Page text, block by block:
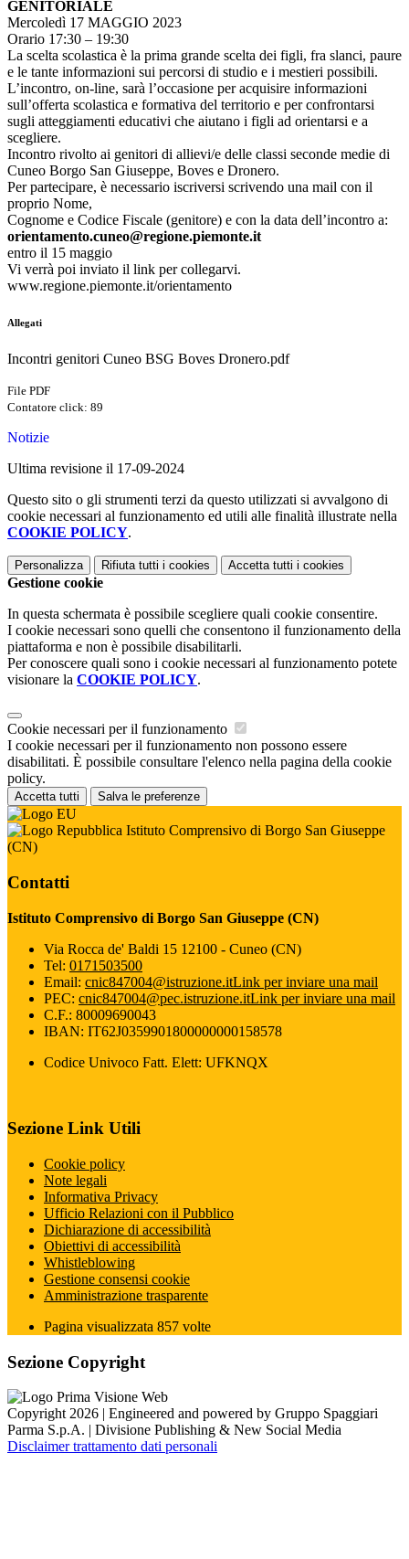
GENITORIALE
Mercoledì 17 MAGGIO 2023
Orario 17:30 – 19:30
La scelta scolastica è la prima grande scelta dei figli, fra slanci, paure
e le tante informazioni sui percorsi di studio e i mestieri possibili.
L’incontro, on-line, sarà l’occasione per acquisire informazioni
sull’offerta scolastica e formativa del territorio e per confrontarsi
sugli atteggiamenti educativi che aiutano i figli ad orientarsi e a
scegliere.
Incontro rivolto ai genitori di allievi/e delle classi seconde medie di
Cuneo Borgo San Giuseppe, Boves e Dronero.
Per partecipare, è necessario iscriversi scrivendo una mail con il
proprio Nome,
Cognome e Codice Fiscale (genitore) e con la data dell’incontro a:
orientamento.cuneo@regione.piemonte.it
entro il 15 maggio
Vi verrà poi inviato il link per collegarvi.
www.regione.piemonte.it/orientamento
Allegati
Incontri genitori Cuneo BSG Boves Dronero.pdf
File PDF
Contatore click: 89
Notizie
Ultima revisione il 17-09-2024
Questo sito o gli strumenti terzi da questo utilizzati si avvalgono di
cookie necessari al funzionamento ed utili alle finalità illustrate nella
COOKIE POLICY.
Personalizza Rifiuta tutti i cookies Accetta tutti i cookies
Gestione cookie
In questa schermata è possibile scegliere quali cookie consentire.
I cookie necessari sono quelli che consentono il funzionamento della
piattaforma e non è possibile disabilitarli.
Per conoscere quali sono i cookie necessari al funzionamento potete
visionare la COOKIE POLICY.
Cookie necessari per il funzionamento
I cookie necessari per il funzionamento non possono essere
disabilitati. È possibile consultare l'elenco nella pagina della cookie
policy.
Accetta tutti Salva le preferenze
Istituto Comprensivo di Borgo San Giuseppe
(CN)
Contatti
Istituto Comprensivo di Borgo San Giuseppe (CN)
Via Rocca de' Baldi 15 12100 - Cuneo (CN)
Tel: 0171503500
Email: cnic847004@istruzione.itLink per inviare una mail
PEC: cnic847004@pec.istruzione.itLink per inviare una mail
C.F.: 80009690043
IBAN: IT62J0359901800000000158578
Codice Univoco Fatt. Elett: UFKNQX
Sezione Link Utili
Cookie policy
Note legali
Informativa Privacy
Ufficio Relazioni con il Pubblico
Dichiarazione di accessibilità
Obiettivi di accessibilità
Whistleblowing
Gestione consensi cookie
Amministrazione trasparente
Pagina visualizzata 857 volte
Sezione Copyright
Copyright 2026 | Engineered and powered by Gruppo Spaggiari
Parma S.p.A. | Divisione Publishing & New Social Media
Disclaimer trattamento dati personali